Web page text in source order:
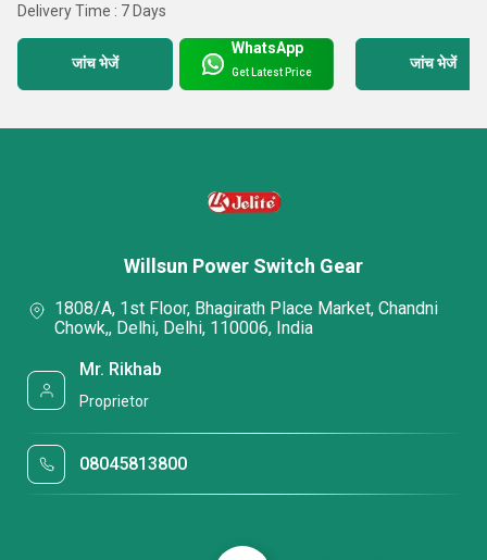
Delivery Time : 7 Days
जांच भेजें
WhatsApp
Get Latest Price
जांच भेजें
Willsun Power Switch Gear
1808/A, 1st Floor, Bhagirath Place Market, Chandni
Chowk,, Delhi, Delhi, 110006, India
Mr. Rikhab
Proprietor
08045813800